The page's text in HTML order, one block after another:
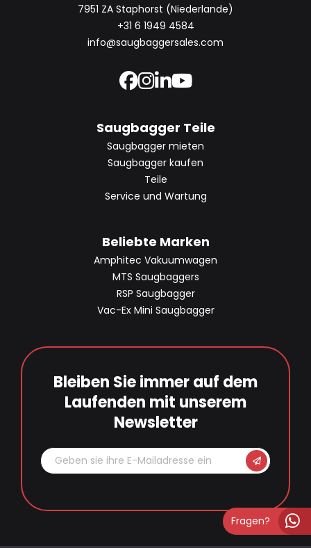
7951 ZA Staphorst (Niederlande)
+31 6 1949 4584
info@saugbaggersales.com
Saugbagger Teile
Saugbagger mieten
Saugbagger kaufen
Teile
Service und Wartung
Beliebte Marken
Amphitec Vakuumwagen
MTS Saugbaggers
RSP Saugbagger
Vac-Ex Mini Saugbagger
Bleiben Sie immer auf dem
Laufenden mit unserem
Newsletter
Fragen?